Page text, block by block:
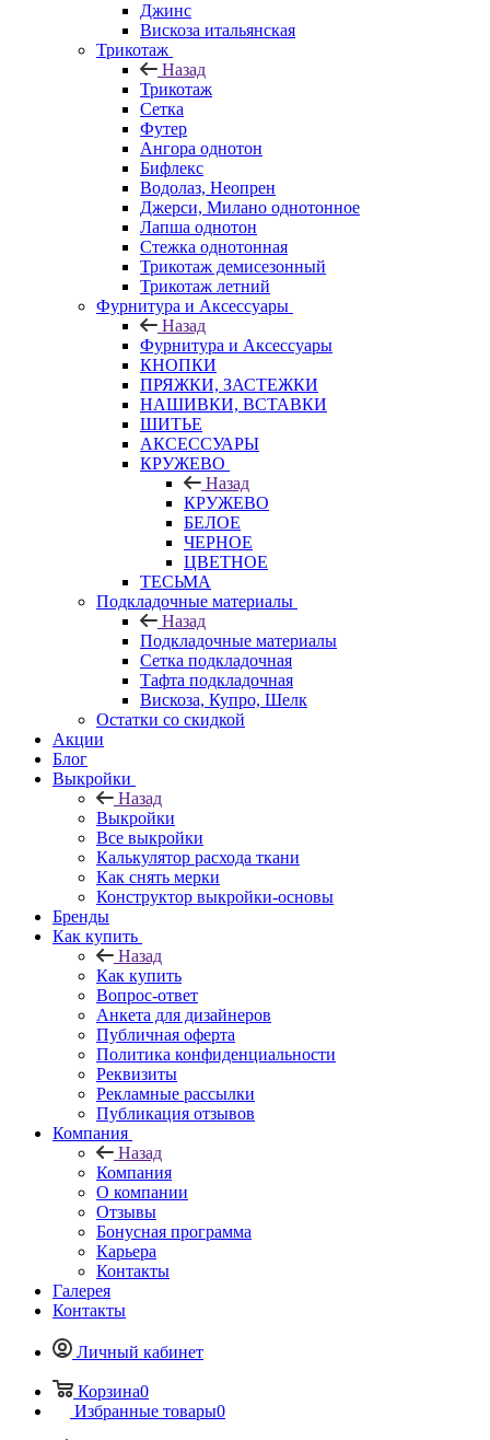
Джинс
Вискоза итальянская
Трикотаж
Назад
Трикотаж
Сетка
Футер
Ангора однотон
Бифлекс
Водолаз, Неопрен
Джерси, Милано однотонное
Лапша однотон
Стежка однотонная
Трикотаж демисезонный
Трикотаж летний
Фурнитура и Аксессуары
Назад
Фурнитура и Аксессуары
КНОПКИ
ПРЯЖКИ, ЗАСТЕЖКИ
НАШИВКИ, ВСТАВКИ
ШИТЬЕ
АКСЕССУАРЫ
КРУЖЕВО
Назад
КРУЖЕВО
БЕЛОЕ
ЧЕРНОЕ
ЦВЕТНОЕ
ТЕСЬМА
Подкладочные материалы
Назад
Подкладочные материалы
Сетка подкладочная
Тафта подкладочная
Вискоза, Купро, Шелк
Остатки со скидкой
Акции
Блог
Выкройки
Назад
Выкройки
Все выкройки
Калькулятор расхода ткани
Как снять мерки
Конструктор выкройки-основы
Бренды
Как купить
Назад
Как купить
Вопрос-ответ
Анкета для дизайнеров
Публичная оферта
Политика конфиденциальности
Реквизиты
Рекламные рассылки
Публикация отзывов
Компания
Назад
Компания
О компании
Отзывы
Бонусная программа
Карьера
Контакты
Галерея
Контакты
Личный кабинет
Корзина0
Избранные товары0